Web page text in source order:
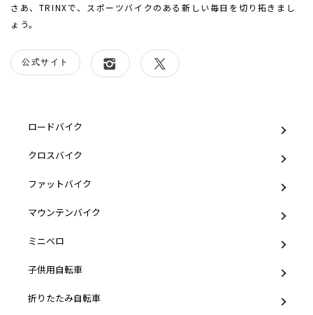
さあ、TRINXで、スポーツバイクのある新しい毎日を切り拓きまし
ょう。
公式サイト
グループ一覧
ロードバイク
クロスバイク
ファットバイク
マウンテンバイク
ミニベロ
子供用自転車
折りたたみ自転車